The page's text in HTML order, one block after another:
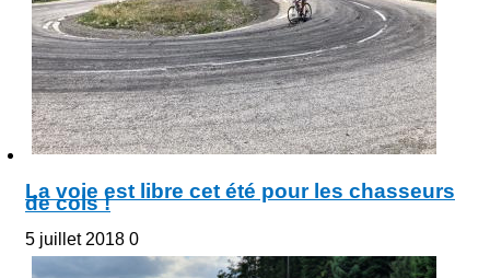
La voie est libre cet été pour les chasseurs
de cols !
5 juillet 2018 0